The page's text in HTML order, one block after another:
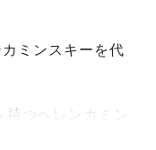
ミンスキーを代
つヘレンカミン